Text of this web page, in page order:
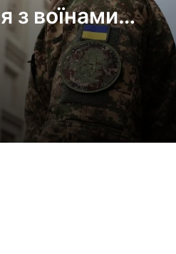
з воїнами
та